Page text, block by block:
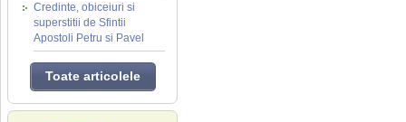
Credinte, obiceiuri si
superstitii de Sfintii
Apostoli Petru si Pavel
Toate articolele